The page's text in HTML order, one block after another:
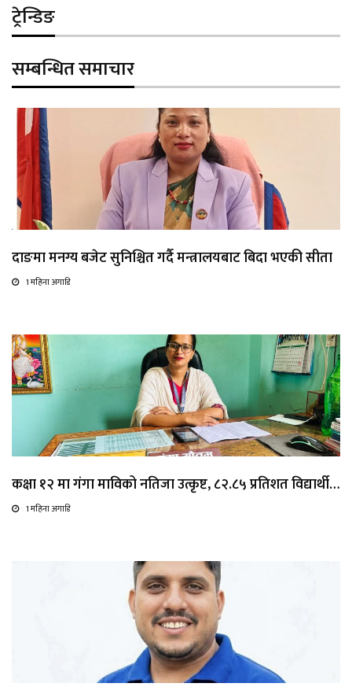
ट्रेन्डिङ
सम्बन्धित समाचार
दाङमा मनग्य बजेट सुनिश्चित गर्दै मन्त्रालयबाट बिदा भएकी सीता
1 महिना अगाडि
कक्षा १२ मा गंगा माविको नतिजा उत्कृष्ट, ८२.८५ प्रतिशत विद्यार्थी…
1 महिना अगाडि